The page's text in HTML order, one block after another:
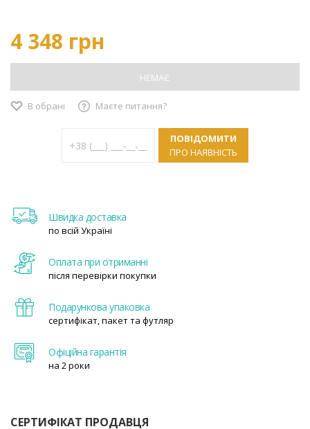
4 348 грн
НЕМАЄ
В обрані Маєте питання?
ПОВІДОМИТИ
ПРО НАЯВНІСТЬ
Швидка доставка
по всій Україні
Оплата при отриманні
після перевірки покупки
Подарункова упаковка
сертифікат, пакет та футляр
Офіційна гарантія
на 2 роки
СЕРТИФІКАТ ПРОДАВЦЯ